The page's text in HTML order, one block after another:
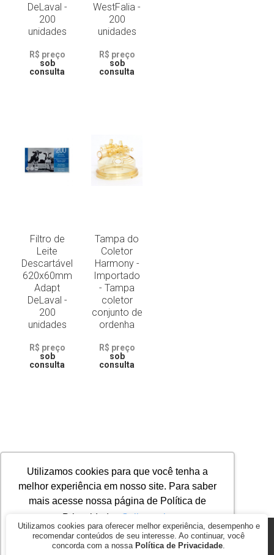
Utilizamos cookies para que você tenha a
melhor experiência em nosso site. Para saber
mais acesse nossa página de Política de
Privacidade.
Saiba mais
DeLaval -
200
unidades
R$ preço
sob
consulta
WestFalia -
200
unidades
R$ preço
sob
consulta
Filtro de
Leite
Descartável
620x60mm
Adapt
DeLaval -
200
unidades
R$ preço
sob
consulta
Tampa do
Coletor
Harmony -
Importado
- Tampa
coletor
conjunto de
ordenha
R$ preço
sob
consulta
© 2026AGROMAP MAQUINAS AGRÍCOLAS PASSOS LTDA. ME.. CNPJ:
17.278.847/0001-35
Utilizamos cookies para oferecer melhor experiência, desempenho e
recomendar conteúdos de seu interesse. Ao continuar, você
concorda com a nossa Política de Privacidade.